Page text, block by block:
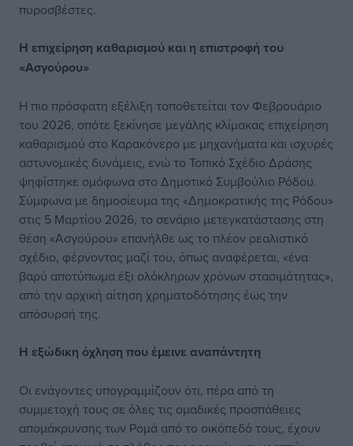
πυροσβέστες.
Η επιχείρηση καθαρισμού και η επιστροφή του
«Ασγούρου»
Η πιο πρόσφατη εξέλιξη τοποθετείται τον Φεβρουάριο
του 2026, οπότε ξεκίνησε μεγάλης κλίμακας επιχείρηση
καθαρισμού στο Καρακόνερο με μηχανήματα και ισχυρές
αστυνομικές δυνάμεις, ενώ το Τοπικό Σχέδιο Δράσης
ψηφίστηκε ομόφωνα στο Δημοτικό Συμβούλιο Ρόδου.
Σύμφωνα με δημοσίευμα της «Δημοκρατικής της Ρόδου»
στις 5 Μαρτίου 2026, το σενάριο μετεγκατάστασης στη
θέση «Ασγούρου» επανήλθε ως το πλέον ρεαλιστικό
σχέδιο, φέρνοντας μαζί του, όπως αναφέρεται, «ένα
βαρύ αποτύπωμα έξι ολόκληρων χρόνων στασιμότητας»,
από την αρχική αίτηση χρηματοδότησης έως την
απόσυρσή της.
Η εξώδικη όχληση που έμεινε αναπάντητη
Οι ενάγοντες υπογραμμίζουν ότι, πέρα από τη
συμμετοχή τους σε όλες τις ομαδικές προσπάθειες
απομάκρυνσης των Ρομά από το οικόπεδό τους, έχουν